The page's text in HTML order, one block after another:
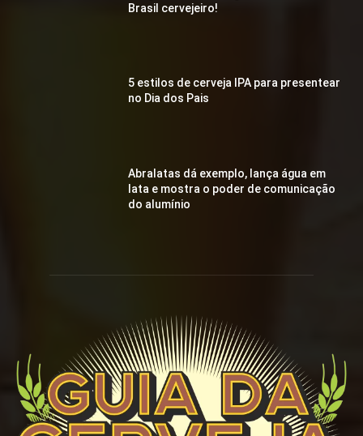
Brasil cervejeiro!
5 estilos de cerveja IPA para presentear
no Dia dos Pais
Abralatas dá exemplo, lança água em
lata e mostra o poder de comunicação
do alumínio